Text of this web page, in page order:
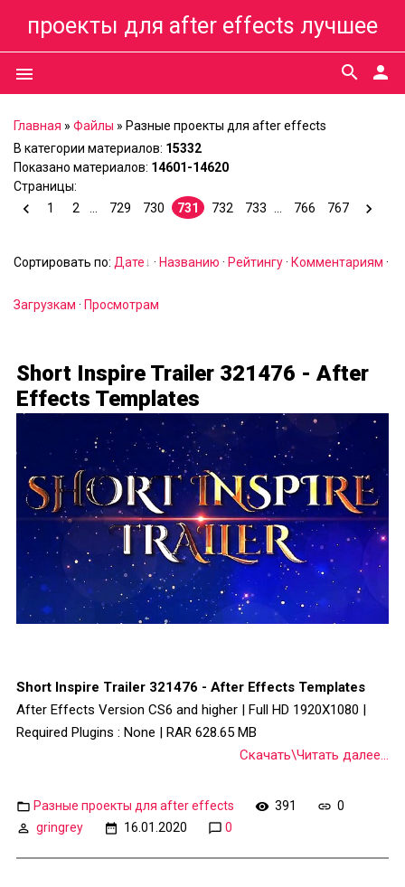
проекты для after effects лучшее
menu person
search
Главная » Файлы » Разные проекты для after effects
В категории материалов: 15332
Показано материалов: 14601-14620
Страницы:
1
2 729 730 731 732 733 766 767
Сортировать по: Дате · Названию · Рейтингу· Комментариям ·
Загрузкам · Просмотрам
Short Inspire Trailer 321476 - After
Effects Templates
Short Inspire Trailer 321476 - After Effects Templates
After Effects Version CS6 and higher | Full HD 1920X1080 |
Required Plugins : None | RAR 628.65 MB
Скачать\Читать далее...
Разные проекты для after effects 391
0
gringrey
16.01.2020 0